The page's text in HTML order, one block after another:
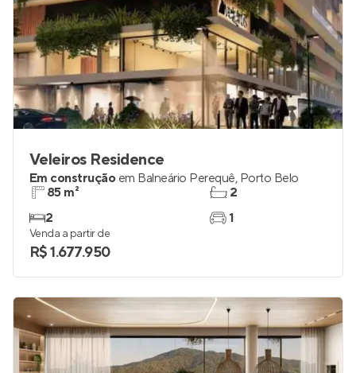
Veleiros Residence
Em construção em Balneário Perequê, Porto Belo
85 m²
2
2
1
Venda a partir de
R$ 1.677.950